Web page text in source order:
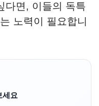
다면, 이들의 독특
노력이 필요합니
세요